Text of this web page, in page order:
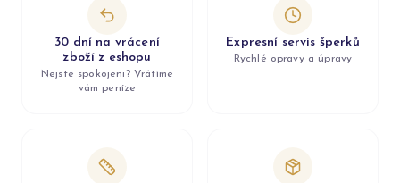
30 dní na vrácení
zboží z eshopu
Nejste spokojeni? Vrátíme
vám peníze
Expresní servis šperků
Rychlé opravy a úpravy